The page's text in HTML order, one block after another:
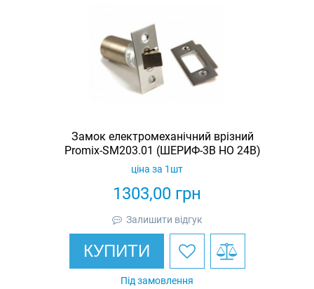
Замок електромеханічний врізний
Promix-SM203.01 (ШЕРИФ-3В НО 24В)
1303,00 грн
ціна за 1шт
Залишити відгук
КУПИТИ
Під замовлення